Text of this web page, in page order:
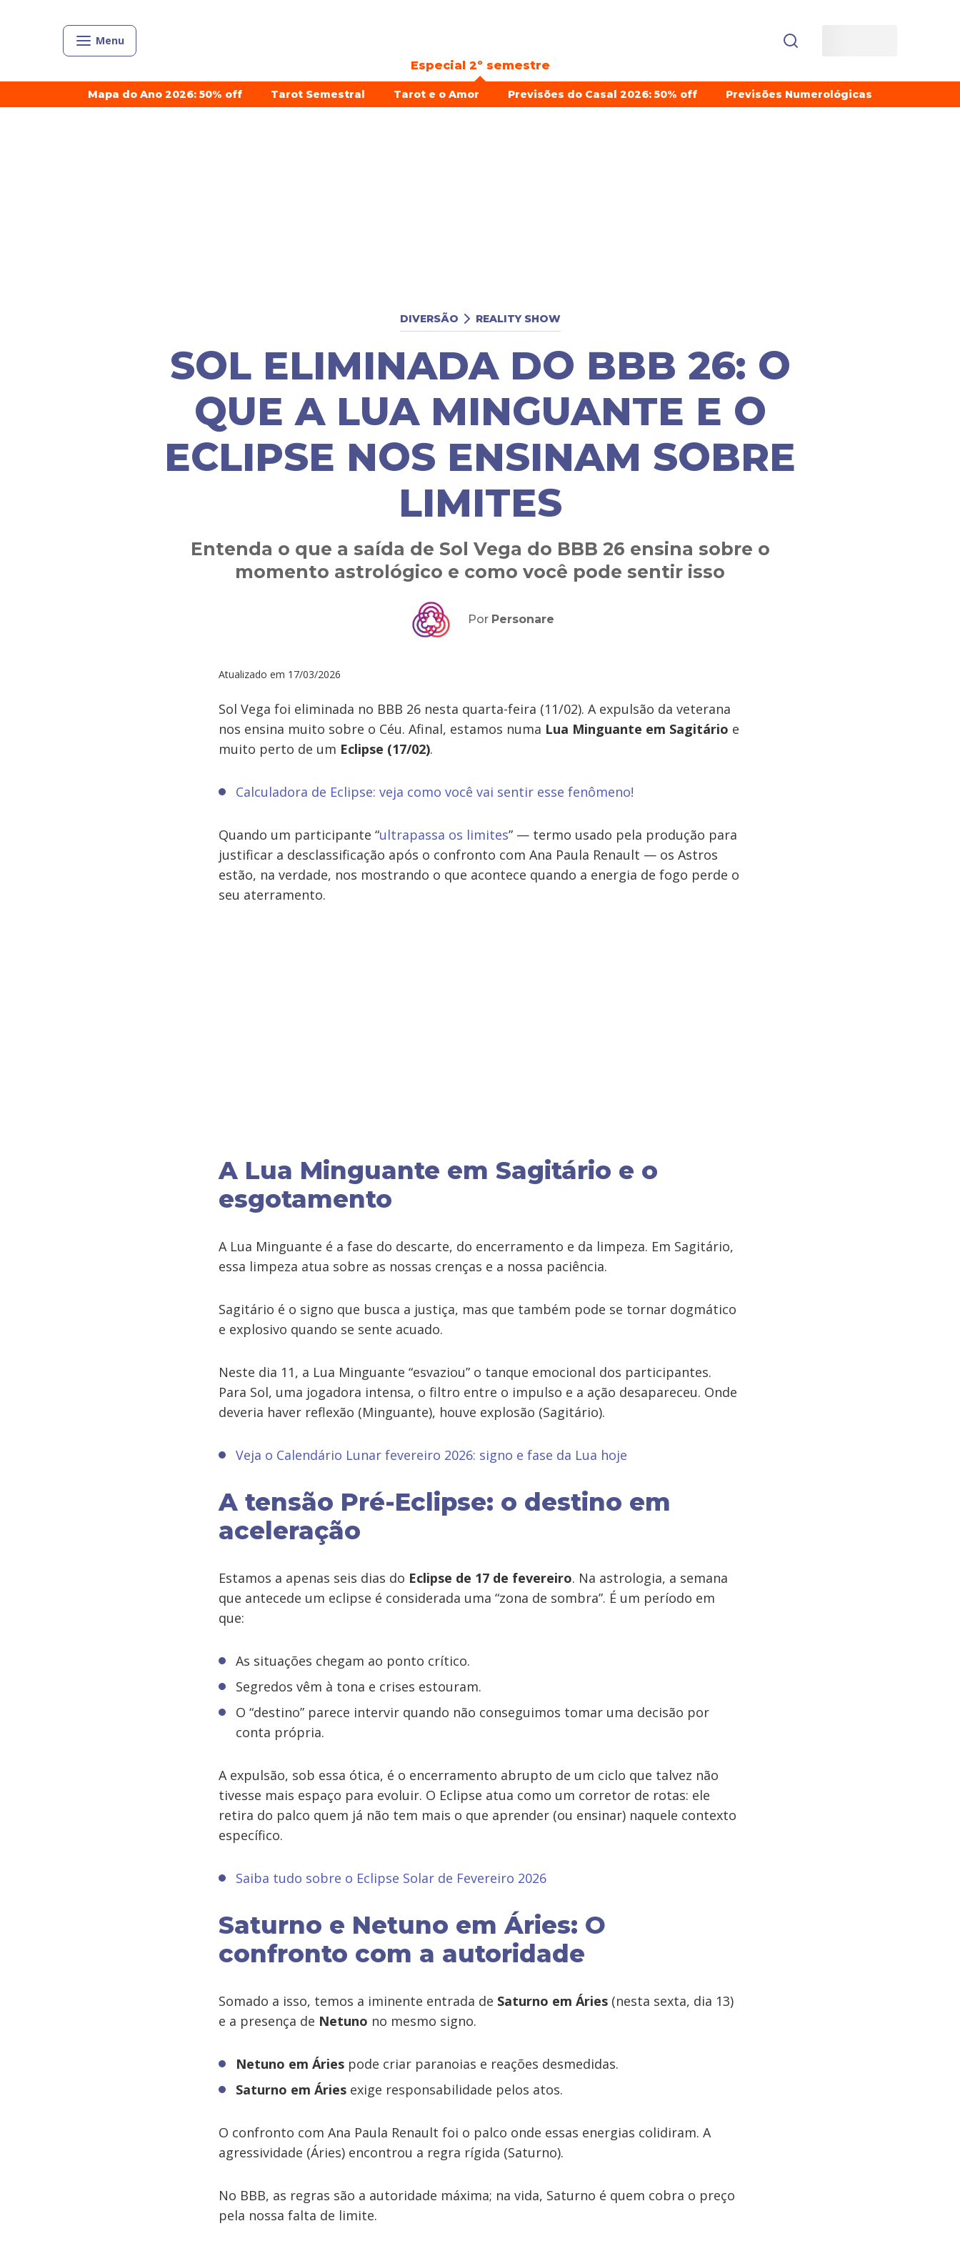
Menu
Especial 2º semestre
Mapa do Ano 2026: 50% off Tarot Semestral Tarot e o Amor Previsões do Casal 2026: 50% off Previsões Numerológicas
DIVERSÃO REALITY SHOW
SOL ELIMINADA DO BBB 26: O
QUE A LUA MINGUANTE E O
ECLIPSE NOS ENSINAM SOBRE
LIMITES
Entenda o que a saída de Sol Vega do BBB 26 ensina sobre o
momento astrológico e como você pode sentir isso
Por Personare
Atualizado em 17/03/2026
Sol Vega foi eliminada no BBB 26 nesta quarta-feira (11/02). A expulsão da veterana
nos ensina muito sobre o Céu. Afinal, estamos numa Lua Minguante em Sagitário e
muito perto de um Eclipse (17/02).
Calculadora de Eclipse: veja como você vai sentir esse fenômeno!
Quando um participante “ultrapassa os limites” — termo usado pela produção para
justificar a desclassificação após o confronto com Ana Paula Renault — os Astros
estão, na verdade, nos mostrando o que acontece quando a energia de fogo perde o
seu aterramento.
A Lua Minguante em Sagitário e o
esgotamento
A Lua Minguante é a fase do descarte, do encerramento e da limpeza. Em Sagitário,
essa limpeza atua sobre as nossas crenças e a nossa paciência.
Sagitário é o signo que busca a justiça, mas que também pode se tornar dogmático
e explosivo quando se sente acuado.
Neste dia 11, a Lua Minguante “esvaziou” o tanque emocional dos participantes.
Para Sol, uma jogadora intensa, o filtro entre o impulso e a ação desapareceu. Onde
deveria haver reflexão (Minguante), houve explosão (Sagitário).
Veja o Calendário Lunar fevereiro 2026: signo e fase da Lua hoje
A tensão Pré-Eclipse: o destino em
aceleração
Estamos a apenas seis dias do Eclipse de 17 de fevereiro. Na astrologia, a semana
que antecede um eclipse é considerada uma “zona de sombra”. É um período em
que:
As situações chegam ao ponto crítico.
Segredos vêm à tona e crises estouram.
O “destino” parece intervir quando não conseguimos tomar uma decisão por
conta própria.
A expulsão, sob essa ótica, é o encerramento abrupto de um ciclo que talvez não
tivesse mais espaço para evoluir. O Eclipse atua como um corretor de rotas: ele
retira do palco quem já não tem mais o que aprender (ou ensinar) naquele contexto
específico.
Saiba tudo sobre o Eclipse Solar de Fevereiro 2026
Saturno e Netuno em Áries: O
confronto com a autoridade
Somado a isso, temos a iminente entrada de Saturno em Áries (nesta sexta, dia 13)
e a presença de Netuno no mesmo signo.
Netuno em Áries pode criar paranoias e reações desmedidas.
Saturno em Áries exige responsabilidade pelos atos.
O confronto com Ana Paula Renault foi o palco onde essas energias colidiram. A
agressividade (Áries) encontrou a regra rígida (Saturno).
No BBB, as regras são a autoridade máxima; na vida, Saturno é quem cobra o preço
pela nossa falta de limite.